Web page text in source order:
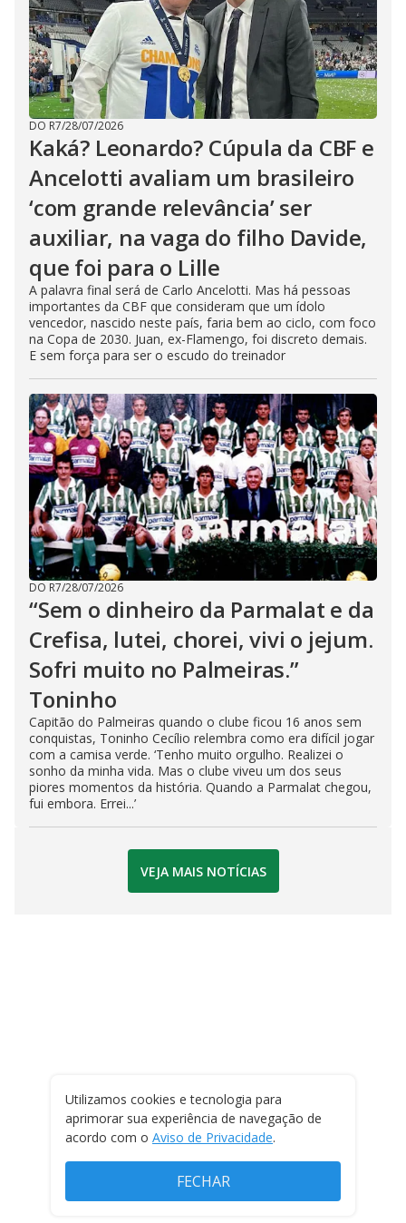
DO R7/28/07/2026
Kaká? Leonardo? Cúpula da CBF e
Ancelotti avaliam um brasileiro
‘com grande relevância’ ser
auxiliar, na vaga do filho Davide,
que foi para o Lille
A palavra final será de Carlo Ancelotti. Mas há pessoas
importantes da CBF que consideram que um ídolo
vencedor, nascido neste país, faria bem ao ciclo, com foco
na Copa de 2030. Juan, ex-Flamengo, foi discreto demais.
E sem força para ser o escudo do treinador
DO R7/28/07/2026
“Sem o dinheiro da Parmalat e da
Crefisa, lutei, chorei, vivi o jejum.
Sofri muito no Palmeiras.”
Toninho
Capitão do Palmeiras quando o clube ficou 16 anos sem
conquistas, Toninho Cecílio relembra como era difícil jogar
com a camisa verde. ‘Tenho muito orgulho. Realizei o
sonho da minha vida. Mas o clube viveu um dos seus
piores momentos da história. Quando a Parmalat chegou,
fui embora. Errei...’
VEJA MAIS NOTÍCIAS
Utilizamos cookies e tecnologia para
aprimorar sua experiência de navegação de
acordo com o Aviso de Privacidade.
FECHAR